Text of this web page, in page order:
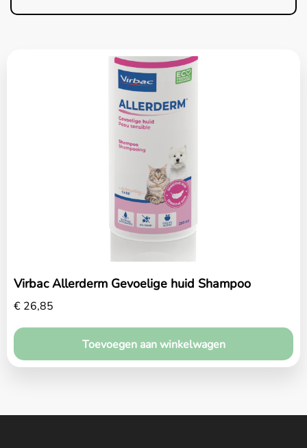
Home
Over ons
Diensten
Amana Zorgplan
Blog
Maak een afspraak
Virbac Allerderm Gevoelige huid Shampoo
€ 26,85
Toevoegen aan winkelwagen